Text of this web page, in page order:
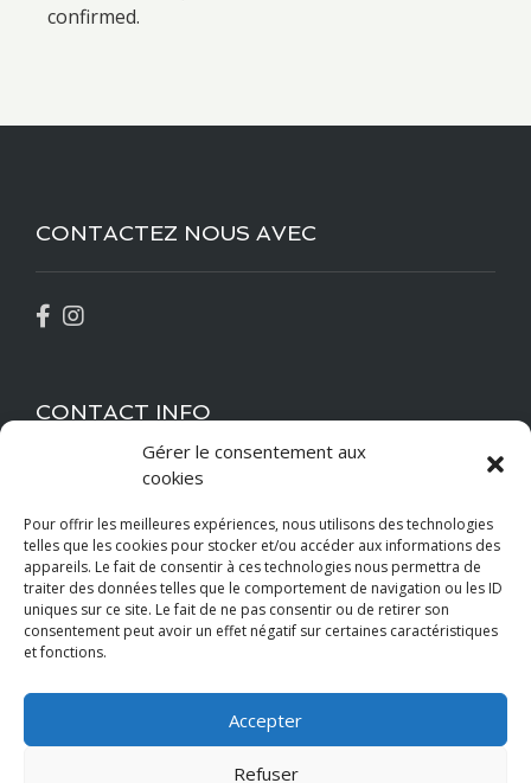
Gérer le consentement aux
cookies
Pour offrir les meilleures expériences, nous utilisons des technologies
telles que les cookies pour stocker et/ou accéder aux informations des
appareils. Le fait de consentir à ces technologies nous permettra de
traiter des données telles que le comportement de navigation ou les ID
uniques sur ce site. Le fait de ne pas consentir ou de retirer son
consentement peut avoir un effet négatif sur certaines caractéristiques
et fonctions.
Accepter
Refuser
confirmed.
CONTACTEZ NOUS AVEC
CONTACT INFO
+33 6 52 05 94 14
Location